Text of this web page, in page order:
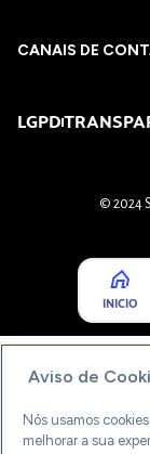
CANAIS DE
LGPD
© 2024
INICIO
Aviso de
Nós usamos
melhorar a sua